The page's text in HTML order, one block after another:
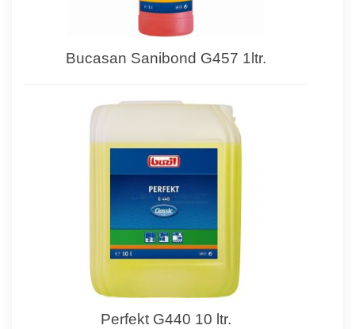
Bucasan Sanibond G457 1ltr.
Perfekt G440 10 ltr.